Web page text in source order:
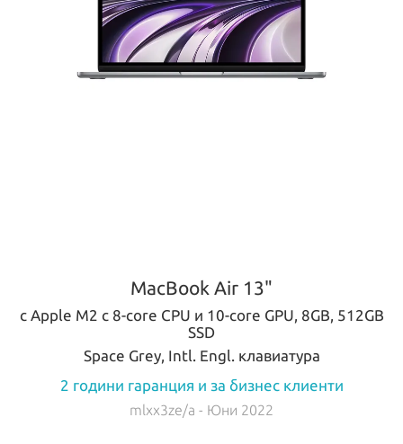
MacBook Air 13"
с Apple M2 с 8-core CPU и 10-core GPU, 8GB, 512GB
SSD
Space Grey, Intl. Engl. клавиатура
2 години гаранция и за бизнес клиенти
mlxx3ze/a - Юни 2022